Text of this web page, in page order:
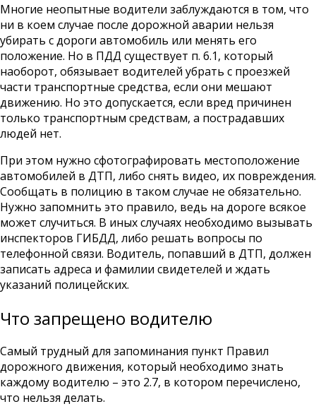
Многие неопытные водители заблуждаются в том, что
ни в коем случае после дорожной аварии нельзя
убирать с дороги автомобиль или менять его
положение. Но в ПДД существует п. 6.1, который
наоборот, обязывает водителей убрать с проезжей
части транспортные средства, если они мешают
движению. Но это допускается, если вред причинен
только транспортным средствам, а пострадавших
людей нет.
При этом нужно сфотографировать местоположение
автомобилей в ДТП, либо снять видео, их повреждения.
Сообщать в полицию в таком случае не обязательно.
Нужно запомнить это правило, ведь на дороге всякое
может случиться. В иных случаях необходимо вызывать
инспекторов ГИБДД, либо решать вопросы по
телефонной связи. Водитель, попавший в ДТП, должен
записать адреса и фамилии свидетелей и ждать
указаний полицейских.
Что запрещено водителю
Самый трудный для запоминания пункт Правил
дорожного движения, который необходимо знать
каждому водителю – это 2.7, в котором перечислено,
что нельзя делать.